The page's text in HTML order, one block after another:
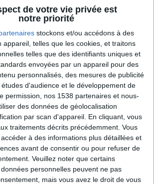
de votre vie privée est
notre priorité
stockons et/ou accédons à des
appareil, telles que les cookies, et traitons
telles que des identifiants uniques et
envoyées par un appareil pour des
personnalisés, des mesures de publicité
d'audience et le développement de
permission, nos 1538 partenaires et nous-
des données de géolocalisation
par scan d'appareil. En cliquant, vous
traitements décrits précédemment. Vous
à des informations plus détaillées et
avant de consentir ou pour refuser de
Veuillez noter que certains
personnelles peuvent ne pas
mais vous avez le droit de vous
diététiques : c'est n'importe quoi !
en direct Voir tout